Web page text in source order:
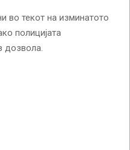
во текот на изминатото
полицијата
дозвола.